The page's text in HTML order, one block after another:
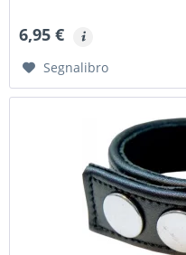
6,95 €
Segnalibro